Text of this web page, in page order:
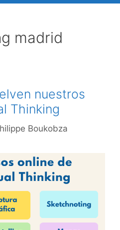
madrid
nuestros
Thinking
Boukobza